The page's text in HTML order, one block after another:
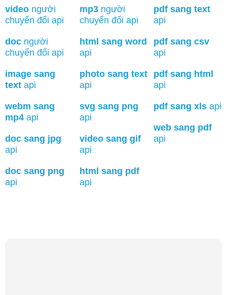
video người
chuyển đổi api
doc người
chuyển đổi api
image sang
text api
webm sang
mp4 api
doc sang jpg
api
doc sang png
api
mp3người
chuyển đổi api
html sang word
api
photo sang text
api
svg sang png
api
video sang gif
api
html sang pdf
api
pdf sang text
api
pdf sang csv
api
pdf sang html
api
pdf sang xls api
web sang pdf
api